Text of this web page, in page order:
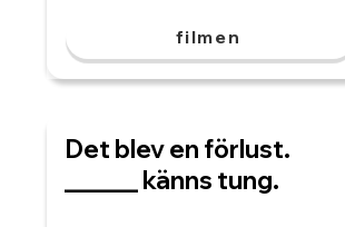
filmen
Det blev en förlust.
______ känns tung.